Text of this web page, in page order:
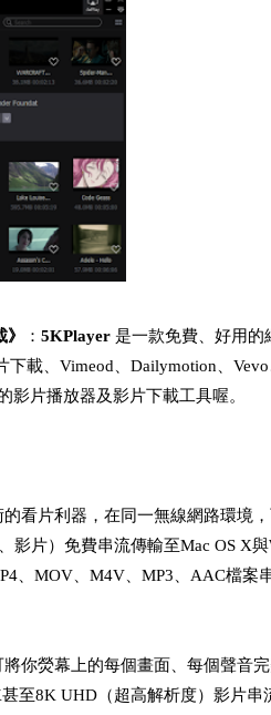
： 5KPlayer 是一款免費、好用的
載、Vimeod、Dailymotion、
片播放器及影片下載工具喔。
看片利器，在同一無線網路環境
影片）免費串流傳輸至Mac OS X與
、MOV、M4V、MP3、AAC檔案
你熒幕上的每個畫面、每個聲音
至8K UHD（超高解析度）影片